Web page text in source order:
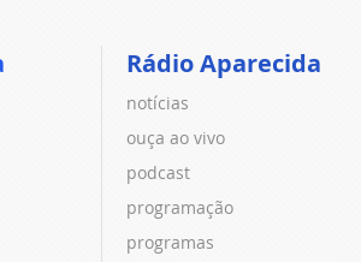
Rádio Aparecida
notícias
ouça ao vivo
podcast
programação
programas